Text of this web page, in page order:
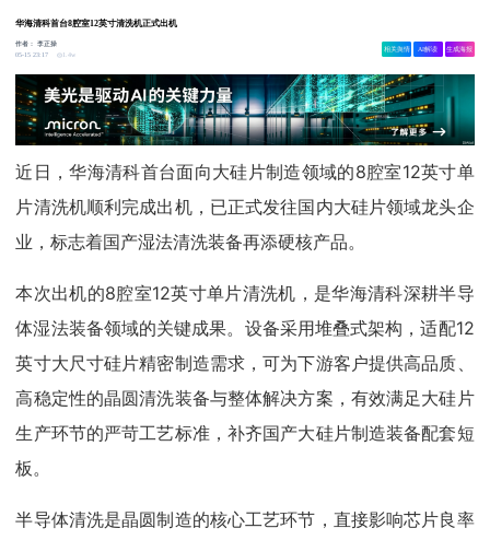
华海清科首台8腔室12英寸清洗机正式出机
作者：李正操
05-15 23:17
1.4w
相关舆情 AI解读 生成海报
近日，华海清科首台面向大硅片制造领域的8腔室12英寸单
片清洗机顺利完成出机，已正式发往国内大硅片领域龙头企
业，标志着国产湿法清洗装备再添硬核产品。
本次出机的8腔室12英寸单片清洗机，是华海清科深耕半导
体湿法装备领域的关键成果。设备采用堆叠式架构，适配12
英寸大尺寸硅片精密制造需求，可为下游客户提供高品质、
高稳定性的晶圆清洗装备与整体解决方案，有效满足大硅片
生产环节的严苛工艺标准，补齐国产大硅片制造装备配套短
板。
半导体清洗是晶圆制造的核心工艺环节，直接影响芯片良率